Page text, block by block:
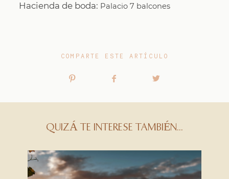
Hacienda de boda: Palacio 7 balcones
COMPARTE ESTE ARTÍCULO
QUIZÁ TE INTERESE TAMBIÉN...